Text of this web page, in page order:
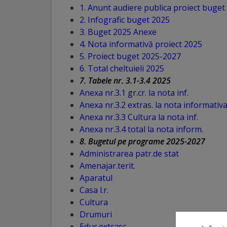
Distincții
Cetățeni
onoare
Deținători
titlului
„Merite
pentru
Ungheni”
1. Anunt audiere publica proiect buget
2. Infografic buget 2025
3. Buget 2025 Anexe
4. Nota informativă proiect 2025
5. Proiect buget 2025-2027
6. Total cheltuieli 2025
7. Tabele nr. 3.1-3.4 2025
Anexa nr.3.1 gr.cr. la nota inf.
Anexa nr.3.2 extras. la nota informativa
Anexa nr.3.3 Cultura la nota inf.
Anexa nr.3.4 total la nota inform.
8. Bugetul pe programe 2025-2027
Administrarea patr.de stat
Amenajar.terit.
Aparatul
Casa l.r.
Cultura
Drumuri